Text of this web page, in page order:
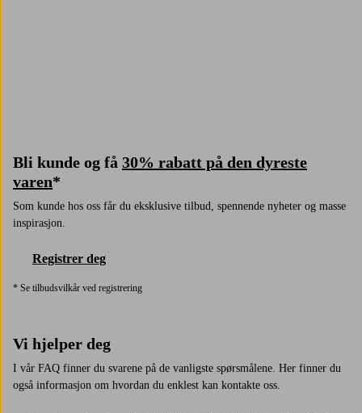
Bli kunde og få 30% rabatt på den dyreste
varen*
Som kunde hos oss får du eksklusive tilbud, spennende nyheter og masse
inspirasjon.
Registrer deg
* Se tilbudsvilkår ved registrering
Vi hjelper deg
I vår FAQ finner du svarene på de vanligste spørsmålene. Her finner du
også informasjon om hvordan du enklest kan kontakte oss.